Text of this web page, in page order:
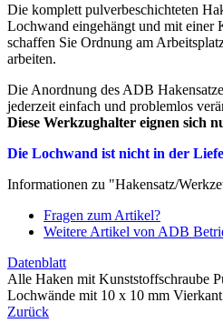
Die komplett pulverbeschichteten
Lochwand eingehängt und mit einer
schaffen Sie Ordnung am
arbeiten.
Die Anordnung des ADB
jederzeit einfach und problemlos
Diese Werkzughalter eignen sich
Die Lochwand ist nicht in der
Informationen zu "Hakensatz/
Fragen zum Artikel?
Weitere Artikel von ADB
Datenblatt
Alle Haken mit Kunststoffschraube
Lochwände mit 10 x 10 mm
Zurück